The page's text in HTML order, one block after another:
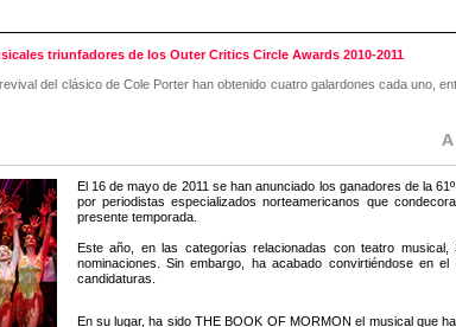
triunfadores de los Outer Critics Circle Awards 2010-2011
del clásico de Cole Porter han obtenido cuatro galardones cada uno,
El 16 de mayo de 2011 se han anunciado los ganadores de la
por periodistas especializados norteamericanos que
presente temporada.
Este año, en las categorías relacionadas con teatro
nominaciones. Sin embargo, ha acabado convirtiéndose en
candidaturas.
En su lugar, ha sido THE BOOK OF MORMON el musical que